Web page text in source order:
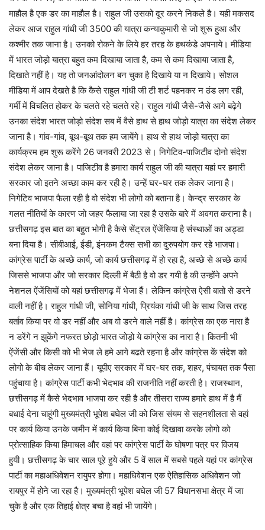
माहौल है एक डर का माहौल है। राहुल जी उसको दूर करने निकले है। यही मकसद
लेकर आज राहुल गांधी जी 3500 की यात्रा कन्याकुमारी से जो शुरू हुआ और
कश्मीर तक जाना है। उनको रोकने के लिये हर तरह के हथकंडे अपनाये। मीडिया
में भारत जोड़ो यात्रा बहुत कम दिखाया जाता है, कम से कम दिखाया जाता है,
दिखाते नहीं है। यह तो जनआंदोलन बन चुका है दिखाये या न दिखाये। सोशल
मीडिया में आप देखते है कि कैसे राहुल गांधी जी टी शर्ट पहनकर न ठंड लग रही,
गर्मी में विचलित होकर के चलते रहे चलते रहे। राहुल गांधी जैसे-जैसे आगे बढ़ेगे
उनका संदेश भारत जोड़ो संदेश सब में वैसे हाथ से हाथ जोड़ो यात्रा का संदेश लेकर
जाना है। गांव-गांव, बूथ-बूथ तक हम जायेंगे। हाथ से हाथ जोड़ो यात्रा का
कार्यक्रम हम शुरू करेंगे 26 जनवरी 2023 से। निगेटिव-पाजिटीव दोनो संदेश
संदेश लेकर जाना है। पाजिटीव है हमारा कार्य राहुल जी की यात्रा यहां पर हमारी
सरकार जो इतने अच्छा काम कर रही है। उन्हें घर-घर तक लेकर जाना है।
निगेटिव भाजपा फैला रही है वो संदेश भी लोगो को बताना है। केन्द्र सरकार के
गलत नीतियों के कारण जो जहर फैलाया जा रहा है उसके बारे में अवगत कराना है।
छत्तीसगढ़ इस बात का बहुत भोगी है कैसे सेंट्रल ऐंजेंसिया है संस्थाओं का अड्डा
बना दिया है। सीबीआई, ईडी, इंनकम टैक्स सभी का दुरुपयोग कर रहे भाजपा।
कांग्रेस पार्टी के अच्छे कार्य, जो कार्य छत्तीसगढ़ में हो रहा है, अच्छे से अच्छे कार्य
जिससे भाजपा और जो सरकार दिल्ली में बैठी है वो डर गयी है की उन्होंने अपने
नेशनल ऐंजेंसियों को यहां छत्तीसगढ़ में भेजा हैं। लेकिन कांग्रेस ऐसी बातो से डरने
वाली नहीं है। राहुल गांधी जी, सोनिया गांधी, प्रियंका गांधी जी के साथ जिस तरह
बर्ताव किया पर वो डर नहीं और अब वो डरने वाले नहीं है। कांग्रेस का एक नारा है
न डरेंगे न झुकेंगे नफरत छोड़ो भारत जोड़ो ये कांग्रेस का नारा है। कितनी भी
ऐंजेंसी और किसी को भी भेज ले हमे आगे बढते रहना है और कांग्रेस कें संदेश को
लोगो के बीच लेकर जाना हैं। यूपीए सरकार में घर-घर तक, शहर, पंचायत तक पैसा
पहुंचाया है। कांग्रेस पार्टी कभी भेदभाव की राजनीति नहीं करती है। राजस्थान,
छत्तीसगढ़ में कैसे भेदभाव भाजपा कर रही है और तीसरा राज्य हमारे हाथ में है मैं
बधाई देना चाहूंगी मुख्यमंत्री भूपेश बघेल जी को जिस संयम से सहनशीलता से वहां
पर कार्य किया उनके जमीन में कार्य किया बिना कोई दिखावा करके लोगो को
प्रोत्साहिक किया हिमाचल और वहां पर कांग्रेस पार्टी के घोषणा पत्र पर विजय
हुयी। छत्तीसगढ़ के चार साल पूरे हुये और 5 वें साल में सबसे पहले यहां पर कांग्रेस
पार्टी का महाअधिवेशन रायुपर होगा। महाधिवेशन एक ऐतिहासिक अधिवेशन जो
रायपुर में होने जा रहा है। मुख्यमंत्री भूपेश बघेल जी 57 विधानसभा क्षेत्र में जा
चुके है और एक तिहाई क्षेत्र बचा है वहां भी जायेंगे।